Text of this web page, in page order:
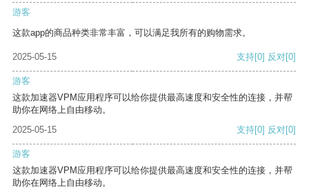
游客
这款app的商品种类非常丰富，可以满足我所有的购物需求。
2025-05-15 支持[0] 反对[0]
游客
这款加速器VPM应用程序可以给你提供最高速度和安全性的连接，并帮
助你在网络上自由移动。
2025-05-15
支持[0] 反对[0]
游客
这款加速器VPM应用程序可以给你提供最高速度和安全性的连接，并帮
助你在网络上自由移动。